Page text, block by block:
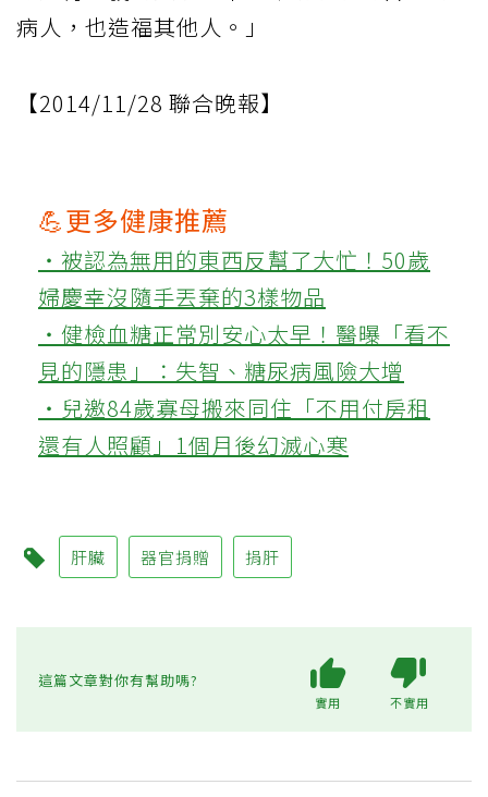
病人，也造福其他人。」
【2014/11/28 聯合晚報】
💪更多健康推薦
‧被認為無用的東西反幫了大忙！50歲
婦慶幸沒隨手丟棄的3樣物品
‧健檢血糖正常別安心太早！醫曝「看不
見的隱患」：失智、糖尿病風險大增
‧兒邀84歲寡母搬來同住「不用付房租
還有人照顧」1個月後幻滅心寒
肝臟 器官捐贈 捐肝
這篇文章對你有幫助嗎?
實用 不實用